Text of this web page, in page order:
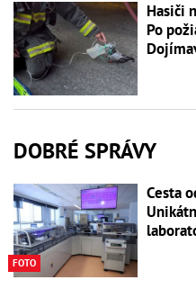
Hasiči
Po
DOBRÉ SPRÁVY
FOTO
Cesta